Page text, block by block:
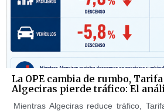
La OPE cambia de rumbo,
Algeciras pierde tráfico: El
Mientras Algeciras reduce tráfico,